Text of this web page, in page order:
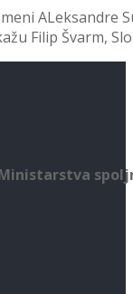
ALeksandre
Filip Švarm,